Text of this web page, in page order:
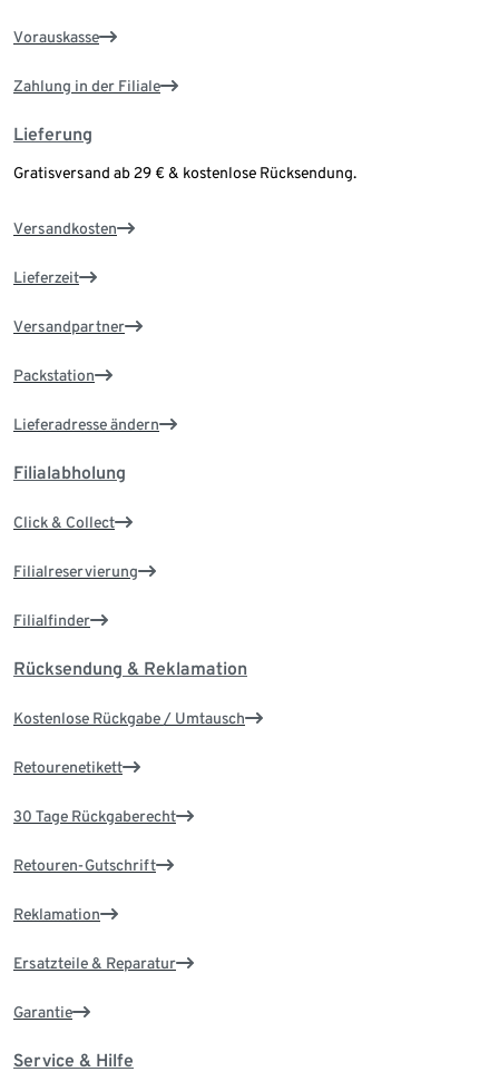
Vorauskasse
Zahlung in der Filiale
Lieferung
Gratisversand ab 29 € & kostenlose Rücksendung.
Versandkosten
Lieferzeit
Versandpartner
Packstation
Lieferadresse ändern
Filialabholung
Click & Collect
Filialreservierung
Filialfinder
Rücksendung & Reklamation
Kostenlose Rückgabe / Umtausch
Retourenetikett
30 Tage Rückgaberecht
Retouren-Gutschrift
Reklamation
Ersatzteile & Reparatur
Garantie
Service & Hilfe